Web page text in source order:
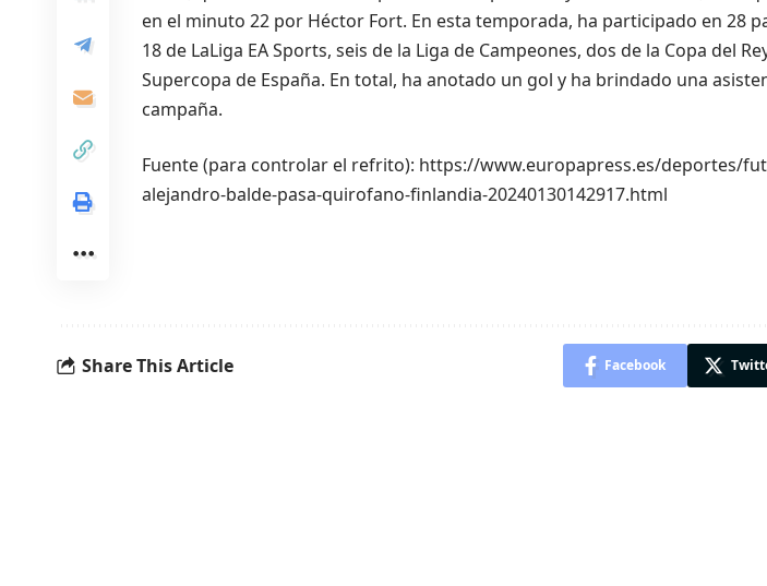
en el minuto 22 por Héctor Fort. En esta temporada, ha participado en 28
18 de LaLiga EA Sports, seis de la Liga de Campeones, dos de la Copa del
Supercopa de España. En total, ha anotado un gol y ha brindado una
campaña.
Fuente (para controlar el refrito): https://www.europapress.es/deportes/
alejandro-balde-pasa-quirofano-finlandia-20240130142917.html
Share This Article Facebook